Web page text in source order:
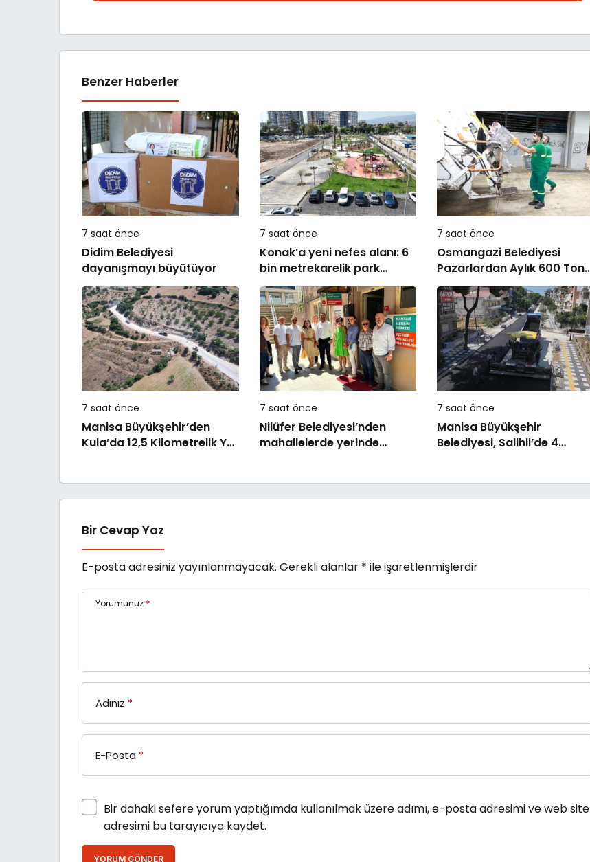
Benzer Haberler
7 saat önce
Didim Belediyesi
dayanışmayı büyütüyor
7 saat önce
Konak’a yeni nefes alanı: 6
bin metrekarelik park
hizmete açılıyor
7 saat önce
Osmangazi Belediyesi
Pazarlardan Aylık 600 Ton
Atık Topluyor
7 saat önce
Manisa Büyükşehir’den
Kula’da 12,5 Kilometrelik Yol
7 saat önce
Nilüfer Belediyesi’nden
mahallelerde yerinde
7 saat önce
Manisa Büyükşehir
Belediyesi, Salihli’de 4
Bir Cevap Yaz
E-posta adresiniz yayınlanmayacak. Gerekli alanlar * ile işaretlenmişlerdir
Yorumunuz *
Adınız *
E-Posta *
Bir dahaki sefere yorum yaptığımda kullanılmak üzere adımı, e-posta adresimi ve web site
adresimi bu tarayıcıya kaydet.
YORUM GÖNDER